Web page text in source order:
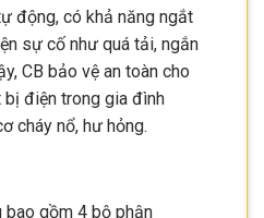
động, có khả năng ngắt
sự cố như quá tải, ngắn
CB bảo vệ an toàn cho
bị điện trong gia đình
cháy nổ, hư hỏng.
gồm 4 bộ phận